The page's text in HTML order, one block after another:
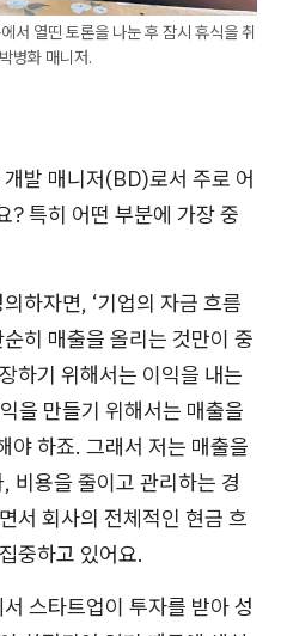
서 열띤 토론을 나눈 후 잠시 휴식을 취
병화 매니저.
발 매니저(BD)로서 주로 어
? 특히 어떤 부분에 가장 중
하자면, ‘기업의 자금 흐름
히 매출을 올리는 것만이 중
하기 위해서는 이익을 내는
을 만들기 위해서는 매출을
야 하죠. 그래서 저는 매출을
비용을 줄이고 관리하는 경
서 회사의 전체적인 현금 흐
중하고 있어요.
스타트업이 투자를 받아 성